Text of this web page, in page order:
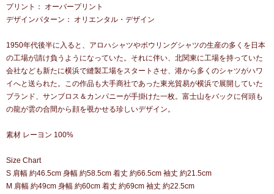
プリント： オーバープリント
デザインパターン： オリエンタル・デザイン
1950年代後半に入ると、アロハシャツやボウリングシャツの生産の多くを日本
の工場が請け負うようになっていた。それに伴い、北関東に工場を持っていた
会社なども新たに横浜で縫製工場をスタートさせ、港から多くのシャツがハワ
イへと送られた。この作品も大手商社であった東光貿易が横浜で展開していた
ブランド、サンブロス＆カンパニーが手掛けた一枚。富士山をバックに何頭も
の龍が雲の合間から顔を覗かせる珍しいデザイン。
素材 レーヨン 100%
Size Chart
S 肩幅 約46.5cm 身幅 約58.5cm 着丈 約66.5cm 袖丈 約21.5cm
M 肩幅 約49cm 身幅 約60cm 着丈 約69cm 袖丈 約22.5cm